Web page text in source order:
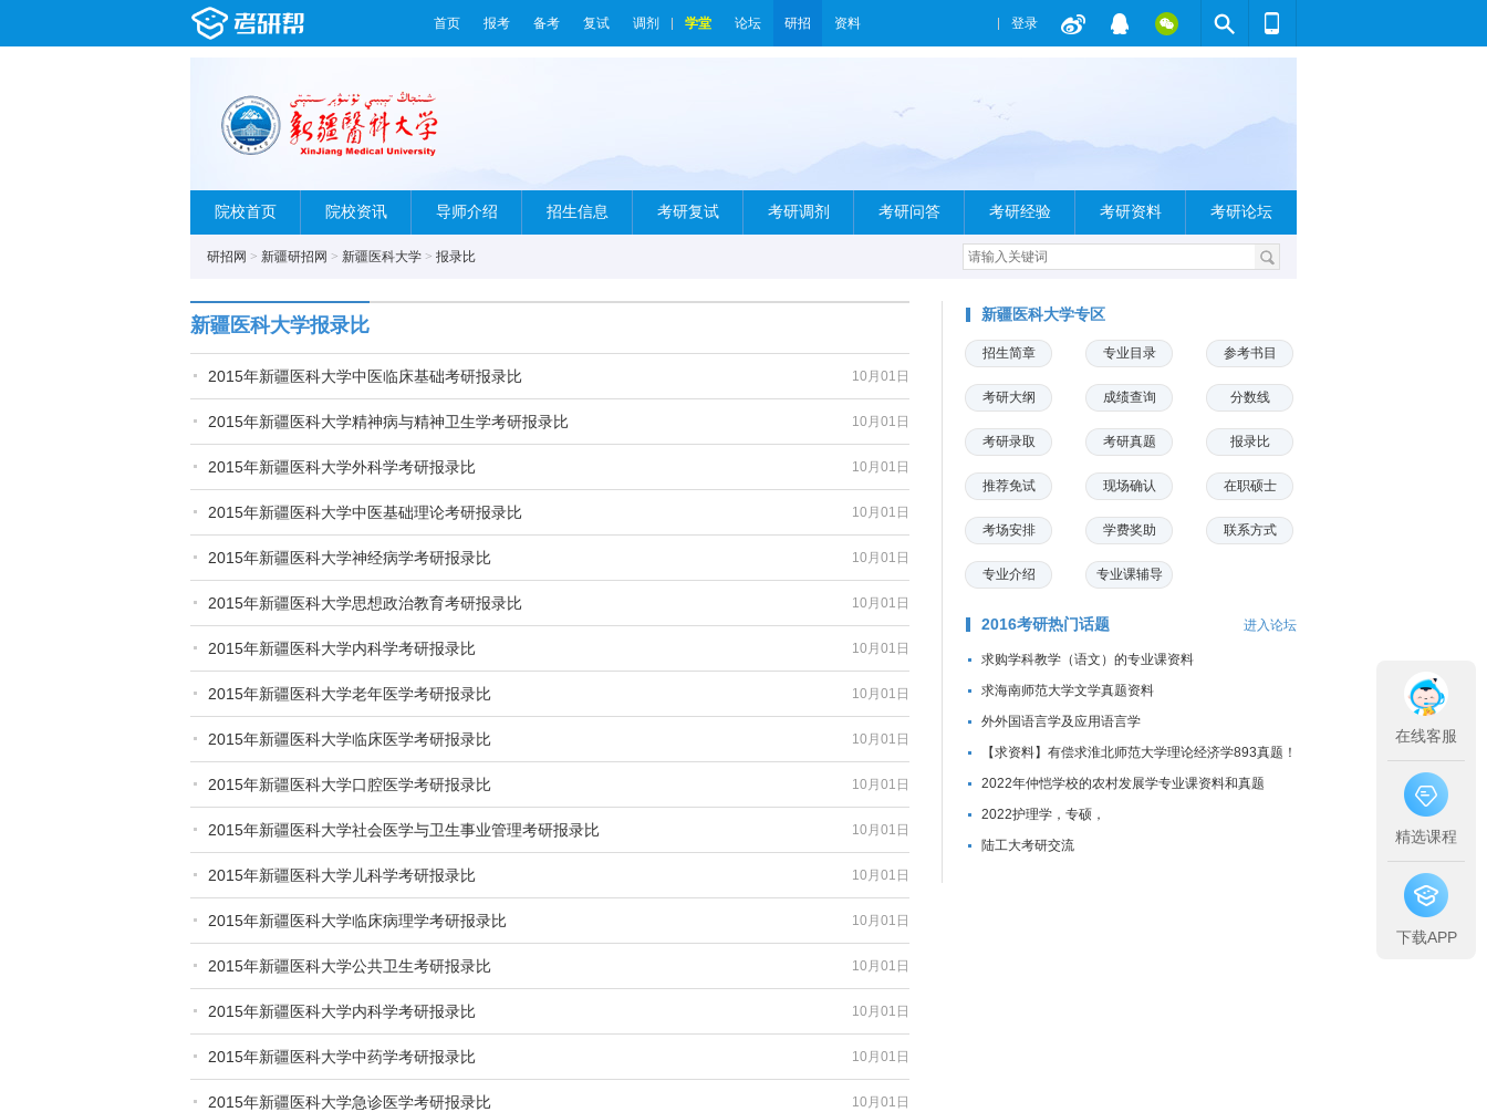
首页 报考 备考 复试 调剂 学堂 论坛 研招 资料 登录
院校首页 院校资讯 导师介绍 招生信息 考研复试 考研调剂 考研问答 考研经验 考研资料 考研论坛
研招网 > 新疆研招网 > 新疆医科大学 > 报录比
新疆医科大学报录比
10月01日
2015年新疆医科大学中医临床基础考研报录比
10月01日
2015年新疆医科大学精神病与精神卫生学考研报录比
10月01日
2015年新疆医科大学外科学考研报录比
10月01日
2015年新疆医科大学中医基础理论考研报录比
10月01日
2015年新疆医科大学神经病学考研报录比
10月01日
2015年新疆医科大学思想政治教育考研报录比
10月01日
2015年新疆医科大学内科学考研报录比
10月01日
2015年新疆医科大学老年医学考研报录比
10月01日
2015年新疆医科大学临床医学考研报录比
10月01日
2015年新疆医科大学口腔医学考研报录比
10月01日
2015年新疆医科大学社会医学与卫生事业管理考研报录比
10月01日
2015年新疆医科大学儿科学考研报录比
10月01日
2015年新疆医科大学临床病理学考研报录比
10月01日
2015年新疆医科大学公共卫生考研报录比
10月01日
2015年新疆医科大学内科学考研报录比
10月01日
2015年新疆医科大学中药学考研报录比
10月01日
2015年新疆医科大学急诊医学考研报录比
新疆医科大学专区
招生简章 专业目录 参考书目
考研大纲 成绩查询 分数线
考研录取 考研真题 报录比
推荐免试 现场确认 在职硕士
考场安排 学费奖助 联系方式
专业介绍 专业课辅导
2016考研热门话题 进入论坛
求购学科教学（语文）的专业课资料
求海南师范大学文学真题资料
外外国语言学及应用语言学
【求资料】有偿求淮北师范大学理论经济学893真题！
2022年仲恺学校的农村发展学专业课资料和真题
2022护理学，专硕，
陆工大考研交流
在线客服
精选课程
下载APP